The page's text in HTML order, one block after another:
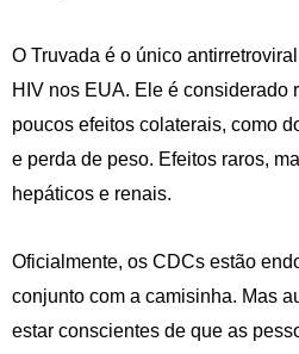
O Truvada é o único
HIV nos EUA. Ele é considerado
poucos efeitos colaterais, como
e perda de peso. Efeitos raros,
hepáticos e renais.
Oficialmente, os CDCs estão
conjunto com a camisinha. Mas
estar conscientes de que as